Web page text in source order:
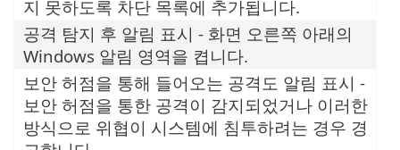
지 못하도록 차단 목록에 추가됩니다.
공격 탐지 후 알림 표시 - 화면 오른쪽 아래의
Windows 알림 영역을 켭니다.
보안 허점을 통해 들어오는 공격도 알림 표시 -
보안 허점을 통한 공격이 감지되었거나 이러한
방식으로 위협이 시스템에 침투하려는 경우 경